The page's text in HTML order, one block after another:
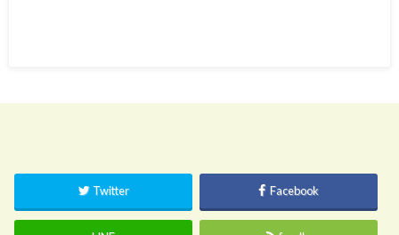
Twitter Facebook